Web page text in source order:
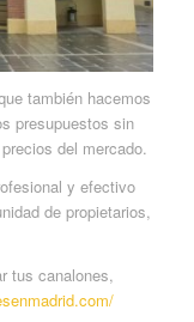
también hacemos
presupuestos sin
del mercado.
y efectivo
de propietarios,
tus canalones,